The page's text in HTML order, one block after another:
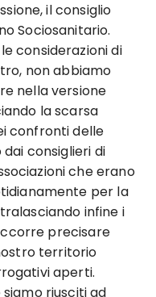
il consiglio
Sociosanitario.
considerazioni di
non abbiamo
nella versione
la scarsa
confronti delle
consiglieri di
che erano
per la
infine i
precisare
territorio
aperti.
riusciti ad